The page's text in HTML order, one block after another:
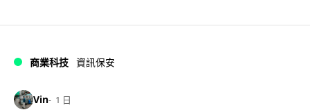
商業科技 資訊保安
Vin 1 日